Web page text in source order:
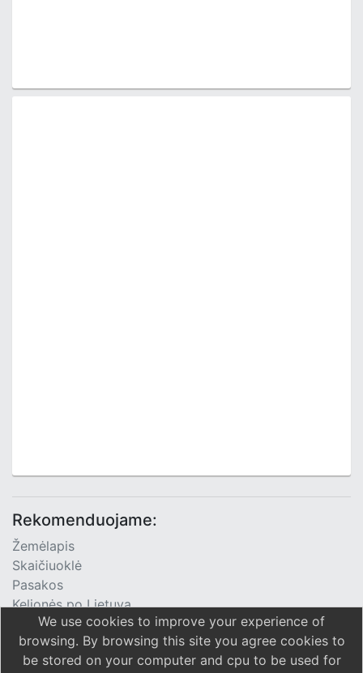
Rekomenduojame:
Žemėlapis
Skaičiuoklė
Pasakos
Kelionės po Lietuvą
TV Programa
We use cookies to improve your experience of
browsing. By browsing this site you agree cookies to
be stored on your computer and cpu to be used for